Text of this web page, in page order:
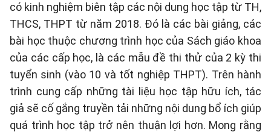
có kinh nghiệm biên tập các nội dung học tập từ TH,
THCS, THPT từ năm 2018. Đó là các bài giảng, các
bài học thuộc chương trình học của Sách giáo khoa
của các cấp học, là các mẫu đề thi thử của 2 kỳ thi
tuyển sinh (vào 10 và tốt nghiệp THPT). Trên hành
trình cung cấp những tài liệu học tập hữu ích, tác
giả sẽ cố gắng truyền tải những nội dung bổ ích giúp
quá trình học tập trở nên thuận lợi hơn. Mong rằng